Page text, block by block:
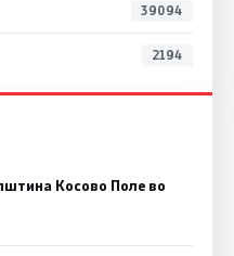
39094
2194
Косово Поле во